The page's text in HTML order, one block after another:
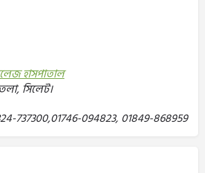
হাসপাতাল
সিলেট।
737300,01746-094823, 01849-868959